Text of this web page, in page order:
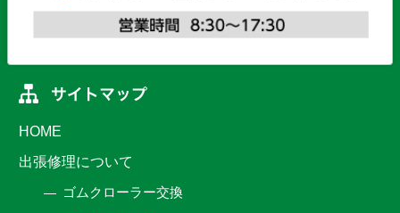
HOME
出張修理について
ゴムクローラー交換